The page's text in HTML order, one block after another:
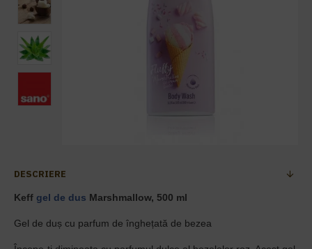
DESCRIERE
Keff gel de dus Marshmallow, 500 ml
Gel de duș cu parfum de înghețată de bezea